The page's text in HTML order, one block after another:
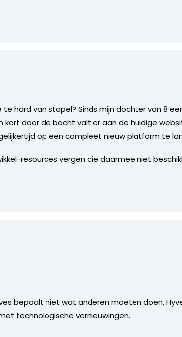
hard van stapel? Sinds mijn dochter van 8
kort door de bocht valt er aan de huidige
op een compleet nieuw platform te
resources vergen die daarmee niet
bepaalt niet wat anderen moeten doen,
technologische vernieuwingen.